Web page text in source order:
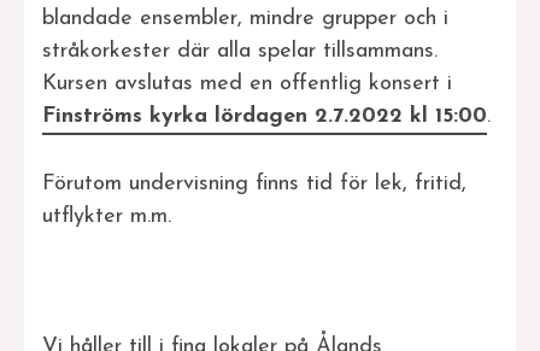
blandade ensembler, mindre grupper och i
stråkorkester där alla spelar tillsammans.
Kursen avslutas med en offentlig konsert i
Finströms kyrka lördagen 2.7.2022 kl 15:00.
Förutom undervisning finns tid för lek, fritid,
utflykter m.m.